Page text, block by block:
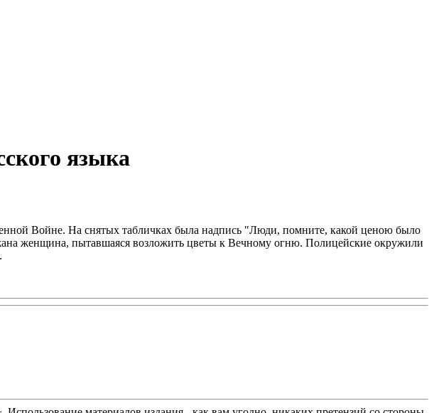
языка
Войне. На снятых табличках была надпись "Люди, помните, какой ценою было
женщина, пытавшаяся возложить цветы к Вечному огню. Полицейские окружили